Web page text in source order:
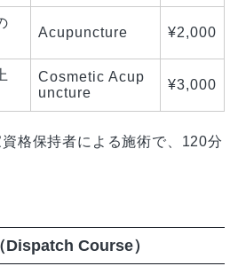
Acupuncture ¥2,000
Cosmetic Acup
uncture
¥3,000
格保持者による施術で、120分
Dispatch Course）